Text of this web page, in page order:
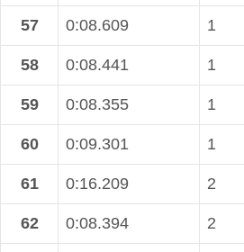
57 0:08.609 1
58 0:08.441 1
59 0:08.355 1
60 0:09.301 1
61 0:16.209 2
62 0:08.394 2